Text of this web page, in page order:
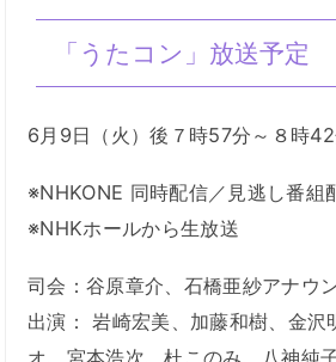
「うたコン」放送予定
6月9日（火）後７時57分～８時
※NHKONE 同時配信／見逃し番組
※NHKホールから生放送
司会：谷原章介、石橋亜紗アナウ
出演： 岩崎宏美、加藤和樹、金
オ、宮本浩次、杜このみ、八神